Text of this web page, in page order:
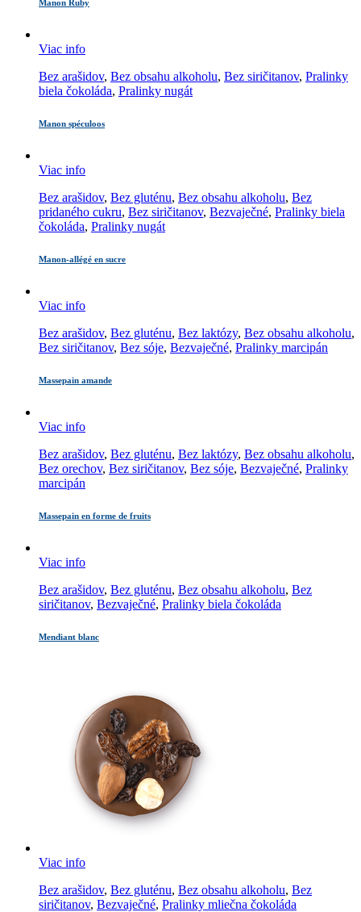
Manon Ruby
Viac info
Bez arašidov, Bez obsahu alkoholu, Bez siričitanov, Pralinky
biela čokoláda, Pralinky nugát
Manon spéculoos
Viac info
Bez arašidov, Bez gluténu, Bez obsahu alkoholu, Bez
pridaného cukru, Bez siričitanov, Bezvaječné, Pralinky biela
čokoláda, Pralinky nugát
Manon-allégé en sucre
Viac info
Bez arašidov, Bez gluténu, Bez laktózy, Bez obsahu alkoholu,
Bez siričitanov, Bez sóje, Bezvaječné, Pralinky marcipán
Massepain amande
Viac info
Bez arašidov, Bez gluténu, Bez laktózy, Bez obsahu alkoholu,
Bez orechov, Bez siričitanov, Bez sóje, Bezvaječné, Pralinky
marcipán
Massepain en forme de fruits
Viac info
Bez arašidov, Bez gluténu, Bez obsahu alkoholu, Bez
siričitanov, Bezvaječné, Pralinky biela čokoláda
Mendiant blanc
Viac info
Bez arašidov, Bez gluténu, Bez obsahu alkoholu, Bez
siričitanov, Bezvaječné, Pralinky mliečna čokoláda